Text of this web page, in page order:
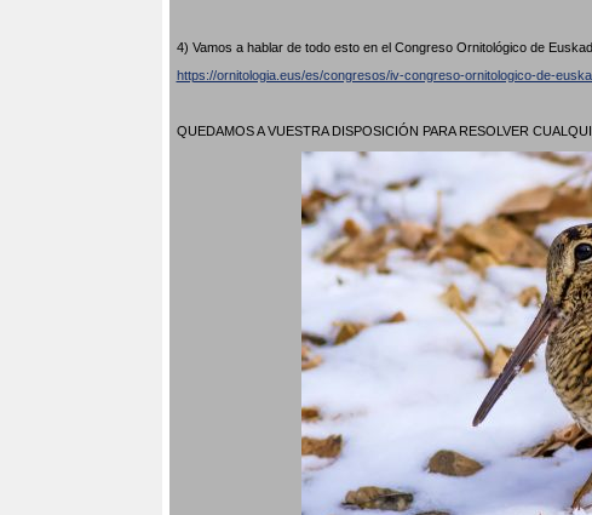
4) Vamos a hablar de todo esto en el Congreso Ornitológico de
https://ornitologia.eus/es/congresos/iv-congreso-ornitologico-de-
QUEDAMOS A VUESTRA DISPOSICIÓN PARA RESOLVER